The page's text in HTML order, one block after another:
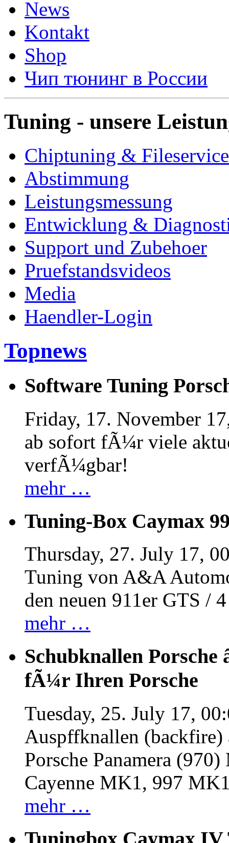
News
Kontakt
Shop
Чип тюнинг в России
Tuning - unsere
Chiptuning & Fileservice
Abstimmung
Leistungsmessung
Entwicklung &
Support und Zubehoer
Pruefstandsvideos
Media
Haendler-Login
Topnews
Software Tuning
Friday, 17. November
ab sofort fÃ¼r viele
verfÃ¼gbar!
mehr …
Tuning-Box Caymax
Thursday, 27. July 17,
Tuning von A&A
den neuen 911er GTS /
mehr …
Schubknallen Porsche
fÃ¼r Ihren Porsche
Tuesday, 25. July 17,
Auspffknallen
Porsche Panamera
Cayenne MK1, 997
mehr …